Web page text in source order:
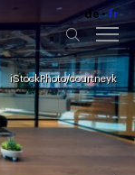
de fr
iStockPhoto/courtneyk